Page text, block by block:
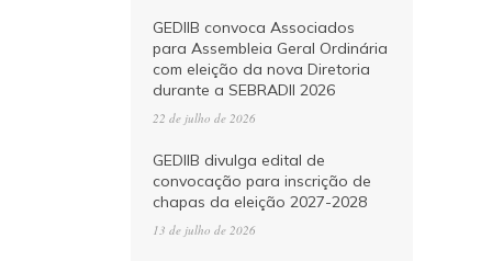
GEDIIB convoca Associados
para Assembleia Geral Ordinária
com eleição da nova Diretoria
durante a SEBRADII 2026
22 de julho de 2026
GEDIIB divulga edital de
convocação para inscrição de
chapas da eleição 2027-2028
13 de julho de 2026